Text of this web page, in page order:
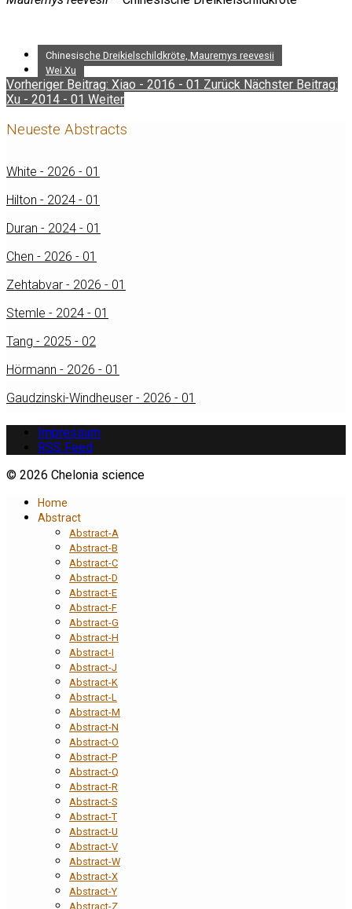
Chinesische Dreikielschildkröte, Mauremys reevesii
Wei Xu
Vorheriger Beitrag: Xiao - 2016 - 01 Zurück Nächster Beitrag:
Xu - 2014 - 01 Weiter
Neueste Abstracts
White - 2026 - 01
Hilton - 2024 - 01
Duran - 2024 - 01
Chen - 2026 - 01
Zehtabvar - 2026 - 01
Stemle - 2024 - 01
Tang - 2025 - 02
Hörmann - 2026 - 01
Gaudzinski-Windheuser - 2026 - 01
Impressum
RSS Feed
© 2026 Chelonia science
Home
Abstract
Abstract-A
Abstract-B
Abstract-C
Abstract-D
Abstract-E
Abstract-F
Abstract-G
Abstract-H
Abstract-I
Abstract-J
Abstract-K
Abstract-L
Abstract-M
Abstract-N
Abstract-O
Abstract-P
Abstract-Q
Abstract-R
Abstract-S
Abstract-T
Abstract-U
Abstract-V
Abstract-W
Abstract-X
Abstract-Y
Abstract-Z